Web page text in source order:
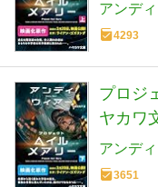
アンデ
4293
プロジ
ヤカワ
アンデ
3651